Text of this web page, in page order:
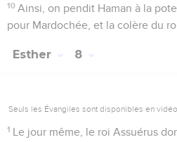
10 Ainsi, on pendit Haman à la
pour Mardochée, et la colère du
Esther 8
Seuls les Évangiles sont disponibles en
1 Le jour même, le roi Assuérus